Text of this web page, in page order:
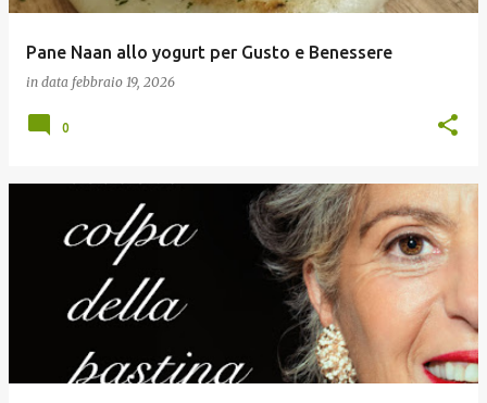
Pane Naan allo yogurt per Gusto e Benessere
in data febbraio 19, 2026
0